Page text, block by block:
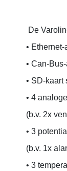
De
•
• Can-
• SD-kaart
• 4
(b.v. 2x
• 3
(b.v. 1x
• 3